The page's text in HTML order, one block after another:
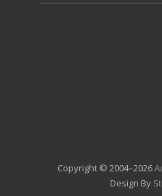
Copyright © 2004–2026
Design By